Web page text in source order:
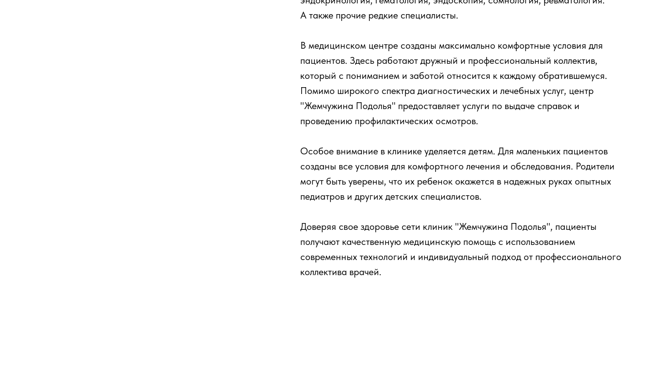
А также прочие редкие специалисты.
В медицинском центре созданы максимально комфортные условия для
пациентов. Здесь работают дружный и профессиональный коллектив,
который с пониманием и заботой относится к каждому обратившемуся.
Помимо широкого спектра диагностических и лечебных услуг, центр
"Жемчужина Подолья" предоставляет услуги по выдаче справок и
проведению профилактических осмотров.
Особое внимание в клинике уделяется детям. Для маленьких пациентов
созданы все условия для комфортного лечения и обследования. Родители
могут быть уверены, что их ребенок окажется в надежных руках опытных
педиатров и других детских специалистов.
Доверяя свое здоровье сети клиник "Жемчужина Подолья", пациенты
получают качественную медицинскую помощь с использованием
современных технологий и индивидуальный подход от профессионального
коллектива врачей.